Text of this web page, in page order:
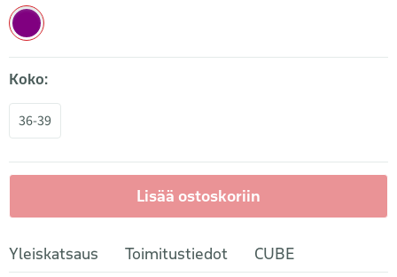
Koko:
36-39
Lisää ostoskoriin
Yleiskatsaus Toimitustiedot CUBE